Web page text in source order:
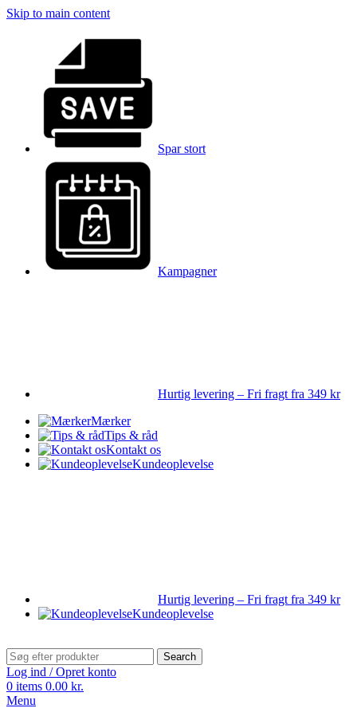
Skip to main content
Spar stort
Kampagner
Hurtig levering – Fri fragt fra 349 kr
Mærker
Tips & råd
Kontakt os
Kundeoplevelse
Hurtig levering – Fri fragt fra 349 kr
Kundeoplevelse
Search
Log ind / Opret konto
0 items 0.00 kr.
Menu